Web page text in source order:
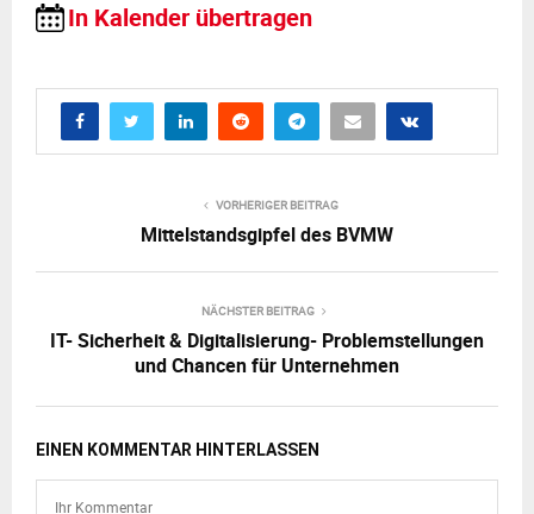
In Kalender übertragen
VORHERIGER BEITRAG
Mittelstandsgipfel des BVMW
NÄCHSTER BEITRAG
IT- Sicherheit & Digitalisierung- Problemstellungen
und Chancen für Unternehmen
EINEN KOMMENTAR HINTERLASSEN